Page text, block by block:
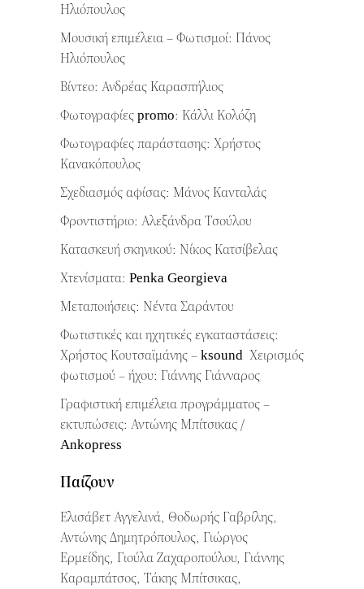
Ηλιόπουλος
Μουσική επιμέλεια – Φωτισμοί: Πάνος
Ηλιόπουλος
Βίντεο: Ανδρέας Καρασπήλιος
Φωτογραφίες promo: Κάλλι Κολόζη
Φωτογραφίες παράστασης: Χρήστος
Κανακόπουλος
Σχεδιασμός αφίσας: Μάνος Κανταλάς
Φροντιστήριο: Αλεξάνδρα Τσούλου
Κατασκευή σκηνικού: Νίκος Κατσίβελας
Χτενίσματα: Penka Georgieva
Μεταποιήσεις: Νέντα Σαράντου
Φωτιστικές και ηχητικές εγκαταστάσεις:
Χρήστος Κουτσαϊμάνης – ksound Χειρισμός
φωτισμού – ήχου: Γιάννης Γιάνναρος
Γραφιστική επιμέλεια προγράμματος –
εκτυπώσεις: Αντώνης Μπίτσικας /
Ankopress
Παίζουν
Ελισάβετ Αγγελινά, Θοδωρής Γαβρίλης,
Αντώνης Δημητρόπουλος, Γιώργος
Ερμείδης, Γιούλα Ζαχαροπούλου, Γιάννης
Καραμπάτσος, Τάκης Μπίτσικας,